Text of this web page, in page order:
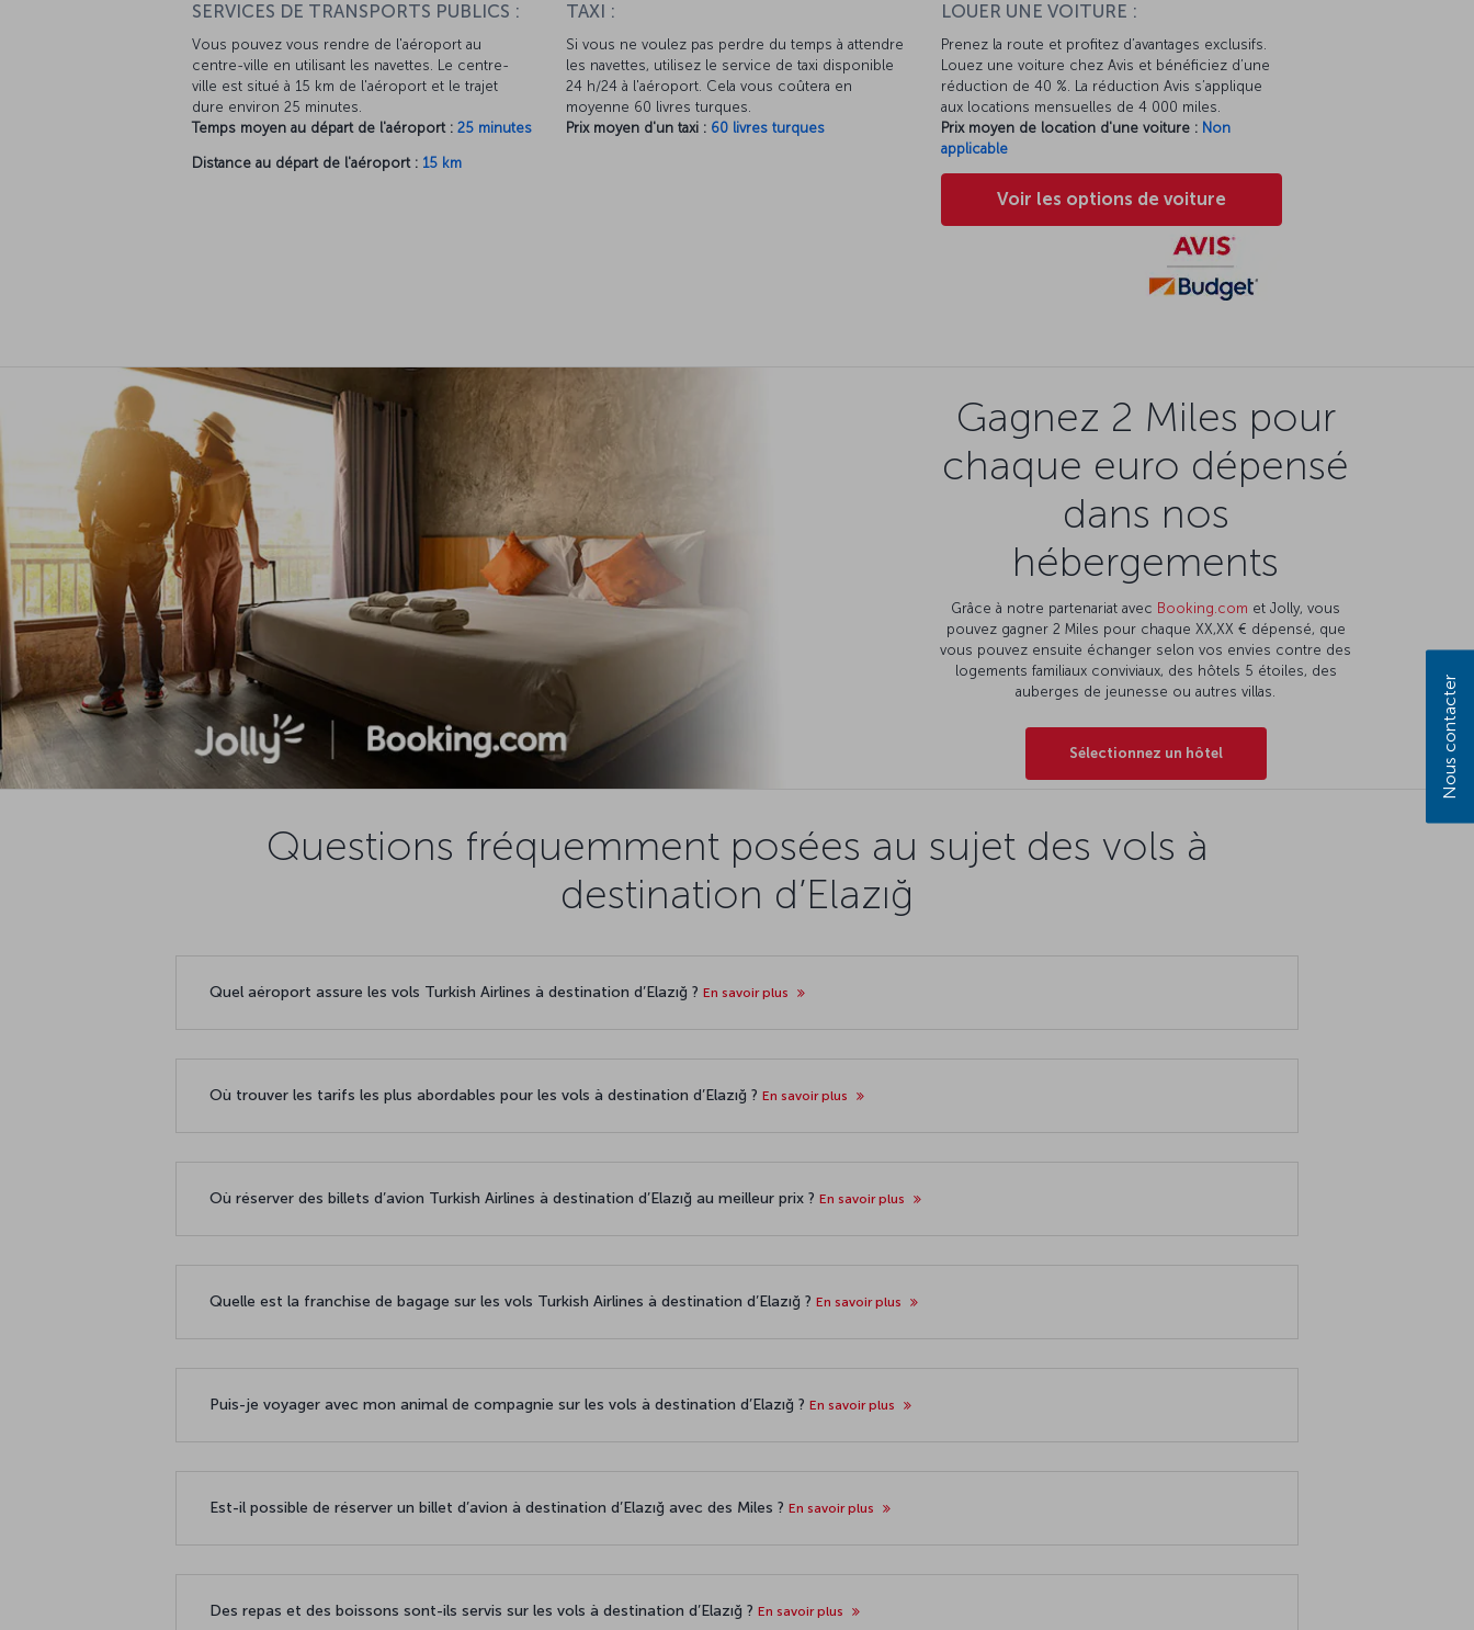
SERVICES DE TRANSPORTS PUBLICS :
Vous pouvez vous rendre de l'aéroport au
centre-ville en utilisant les navettes. Le centre-
ville est situé à 15 km de l'aéroport et le trajet
dure environ 25 minutes.
Temps moyen au départ de l'aéroport : 25 minutes
Distance au départ de l'aéroport : 15 km
TAXI :
Si vous ne voulez pas perdre du temps à attendre
les navettes, utilisez le service de taxi disponible
24 h/24 à l'aéroport. Cela vous coûtera en
moyenne 60 livres turques.
Prix moyen d'un taxi : 60 livres turques
LOUER UNE VOITURE :
Prenez la route et profitez d’avantages exclusifs.
Louez une voiture chez Avis et bénéficiez d’une
réduction de 40 %. La réduction Avis s’applique
aux locations mensuelles de 4 000 miles.
Prix moyen de location d'une voiture : Non
applicable
Voir les options de voiture
Gagnez 2 Miles pour
chaque euro dépensé
dans nos
hébergements
Grâce à notre partenariat avec Booking.com et Jolly, vous
pouvez gagner 2 Miles pour chaque XX,XX € dépensé, que
vous pouvez ensuite échanger selon vos envies contre des
logements familiaux conviviaux, des hôtels 5 étoiles, des
auberges de jeunesse ou autres villas.
Sélectionnez un hôtel
Questions fréquemment posées au sujet des vols à
destination d’Elazığ
Quel aéroport assure les vols Turkish Airlines à destination d’Elazığ ? En savoir plus
Où trouver les tarifs les plus abordables pour les vols à destination d’Elazığ ? En savoir plus
Où réserver des billets d’avion Turkish Airlines à destination d’Elazığ au meilleur prix ? En savoir plus
Quelle est la franchise de bagage sur les vols Turkish Airlines à destination d’Elazığ ? En savoir plus
Puis-je voyager avec mon animal de compagnie sur les vols à destination d’Elazığ ? En savoir plus
Est-il possible de réserver un billet d’avion à destination d’Elazığ avec des Miles ? En savoir plus
Des repas et des boissons sont-ils servis sur les vols à destination d’Elazığ ? En savoir plus
Nous contacter